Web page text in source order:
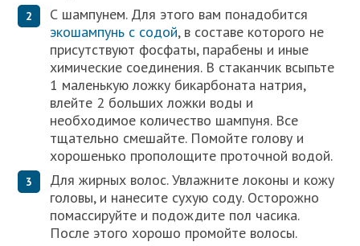
С шампунем. Для этого вам понадобится
экошампунь с содой, в составе которого не
присутствуют фосфаты, парабены и иные
химические соединения. В стаканчик всыпьте
1 маленькую ложку бикарбоната натрия,
влейте 2 больших ложки воды и
необходимое количество шампуня. Все
тщательно смешайте. Помойте голову и
хорошенько прополощите проточной водой.
Для жирных волос. Увлажните локоны и кожу
головы, и нанесите сухую соду. Осторожно
помассируйте и подождите пол часика.
После этого хорошо промойте волосы.